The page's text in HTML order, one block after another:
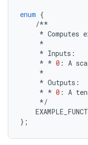
enum {
/**
* Computes
*
* Inputs :
* * 0 : A
*
* Outputs :
* * 0 : A
*/
};